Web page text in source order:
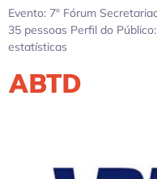
Evento: 7º Fórum
35 pessoas Perfil do
estatísticas
ABTD